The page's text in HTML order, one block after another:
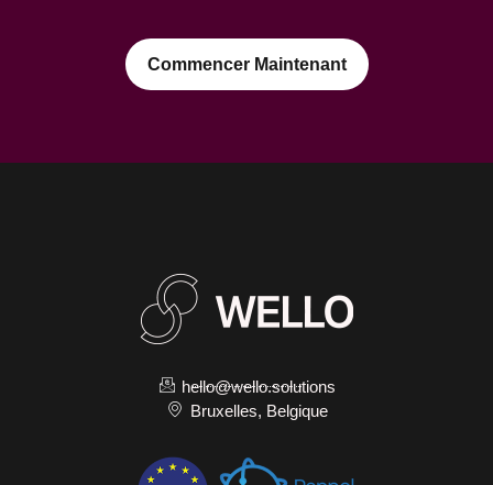
Commencer Maintenant
hello@wello.solutions
Bruxelles, Belgique